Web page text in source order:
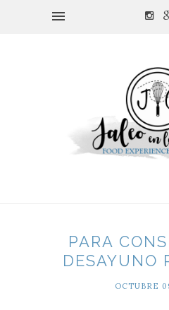
PARA
DESAYUNO
OCTUBRE